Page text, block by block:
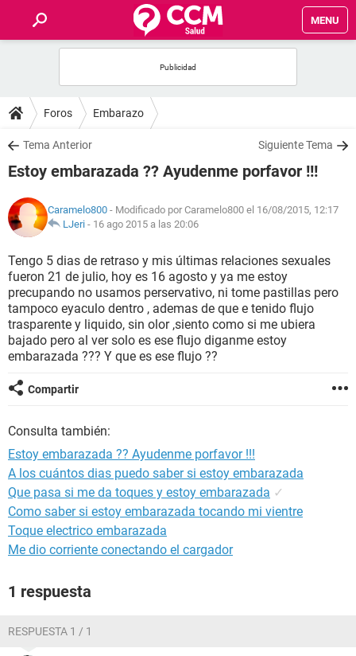
MENU
FOROS
SALUD
FAMILIA
NUTRICIÓN
BIENESTAR
SEXUALIDAD
GLOSARIO
Foros Embarazo
Tema Anterior Siguiente Tema
Estoy embarazada ?? Ayudenme porfavor !!!
Caramelo800 - Modificado por Caramelo800 el 16/08/2015, 12:17
LJeri - 16 ago 2015 a las 20:06
Tengo 5 dias de retraso y mis últimas relaciones sexuales
fueron 21 de julio, hoy es 16 agosto y ya me estoy
precupando no usamos perservativo, ni tome pastillas pero
tampoco eyaculo dentro , ademas de que e tenido flujo
trasparente y liquido, sin olor ,siento como si me ubiera
bajado pero al ver solo es ese flujo diganme estoy
embarazada ??? Y que es ese flujo ??
Compartir
Consulta también:
Estoy embarazada ?? Ayudenme porfavor !!!
A los cuántos dias puedo saber si estoy embarazada
Que pasa si me da toques y estoy embarazada ✓
Como saber si estoy embarazada tocando mi vientre
Toque electrico embarazada
Me dio corriente conectando el cargador
1 respuesta
RESPUESTA 1 / 1